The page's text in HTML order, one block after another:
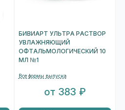
БИВИАРТ УЛЬТРА РАСТВОР
УВЛАЖНЯЮЩИЙ
ОФТАЛЬМОЛОГИЧЕСКИЙ 10
МЛ №1
Все формы выпуска
от 383 ₽